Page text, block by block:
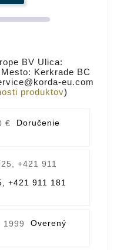
BV Ulica:
Kerkrade BC
eu.com
produktov)
Doručenie
+421 911 181
Overený